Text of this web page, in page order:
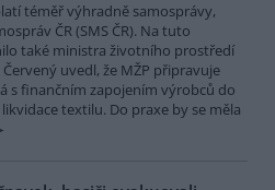
téměř výhradně samosprávy,
ČR (SMS ČR). Na tuto
také ministra životního prostředí
uvedl, že MŽP připravuje
s finančním zapojením výrobců do
textilu. Do praxe by se měla